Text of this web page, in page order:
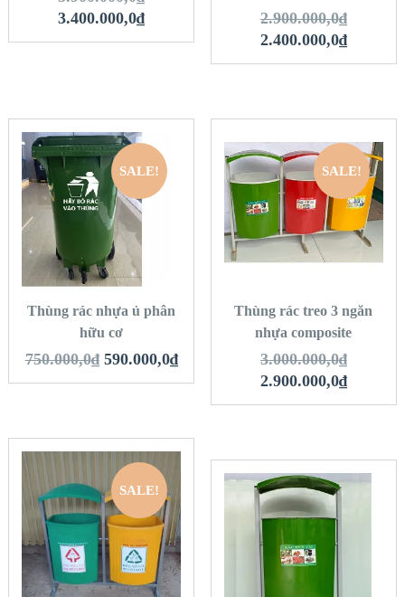
3.400.000,0₫ 2.900.000,0₫
2.400.000,0₫
SALE!
QUICK LOOK
VIEW DETAILS
THÊM VÀO GIỎ
HÀNG
Thùng rác nhựa ủ phân
hữu cơ
750.000,0₫ 590.000,0₫
SALE!
QUICK LOOK
VIEW DETAILS
THÊM VÀO GIỎ
Thùng rác treo 3 ngăn
nhựa composite
3.000.000,0₫
2.900.000,0₫
SALE!
QUICK LOOK
VIEW DETAILS
THÊM VÀO GIỎ
HÀNG
QUICK LOOK
VIEW DETAILS